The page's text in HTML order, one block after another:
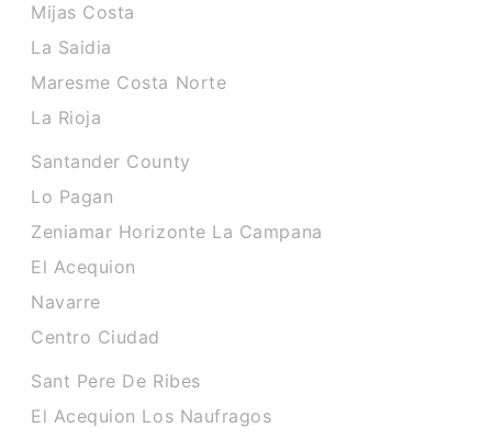
Mijas Costa
La Saidia
Maresme Costa Norte
La Rioja
Santander County
Lo Pagan
Zeniamar Horizonte La Campana
El Acequion
Navarre
Centro Ciudad
Sant Pere De Ribes
El Acequion Los Naufragos